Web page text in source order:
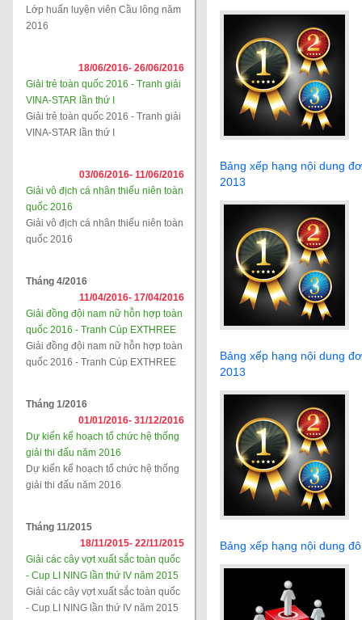
Lớp huấn luyện viên Cầu lông năm
2016
18/06/2016- 26/06/2016
Giải trẻ toàn quốc 2016 - Tranh giải
VINA-STAR lần thứ I
Giải trẻ toàn quốc 2016 - Tranh giải
VINA-STAR lần thứ I
03/06/2016- 11/06/2016
Giải vô địch cá nhân thiếu niên toàn
quốc 2016
Giải vô địch cá nhân thiếu niên toàn
quốc 2016
Tháng 4/2016
11/04/2016- 17/04/2016
Giải đồng đội nam nữ hỗn hợp toàn
quốc 2016 - Tranh Cúp EXTHREE
Giải đồng đội nam nữ hỗn hợp toàn
quốc 2016 - Tranh Cúp EXTHREE
Tháng 1/2016
01/01/2016- 31/12/2016
Dự kiến kế hoạch tổ chức hệ thống
giải thi đấu năm 2016
Dự kiến kế hoạch tổ chức hệ thống
giải thi đấu năm 2016
Tháng 11/2015
18/11/2015- 22/11/2015
Giải các cây vợt xuất sắc toàn quốc
- Cup LI NING lần thứ IV năm 2015
Giải các cây vợt xuất sắc toàn quốc
- Cup LI NING lần thứ IV năm 2015
Bảng xếp hạng nội dung
2013
Bảng xếp hạng nội dung
2013
Bảng xếp hạng nội dung